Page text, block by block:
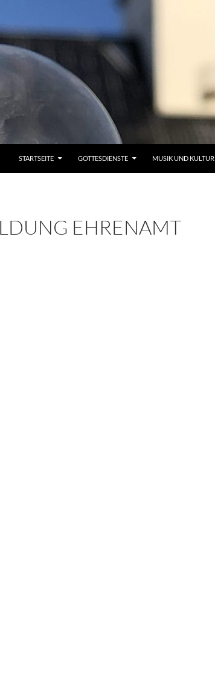
STARTSEITE GOTTESDIENSTE MUSIK UND KULTUR
EHRENAMT